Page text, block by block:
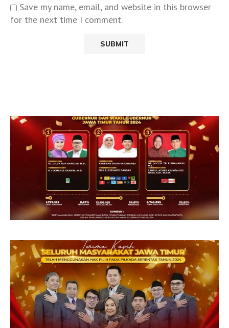
Save my name, email, and website in this browser
for the next time I comment.